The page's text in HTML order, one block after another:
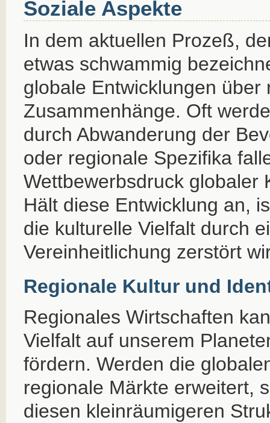
Soziale Aspekte
In dem aktuellen Prozeß,
etwas schwammig
globale Entwicklungen über
Zusammenhänge. Oft
durch Abwanderung der
oder regionale Spezifika
Wettbewerbsdruck globaler
Hält diese Entwicklung an,
die kulturelle Vielfalt durch
Vereinheitlichung zerstört
Regionale Kultur und
Regionales Wirtschaften
Vielfalt auf unserem
fördern. Werden die
regionale Märkte erweitert,
diesen kleinräumigeren